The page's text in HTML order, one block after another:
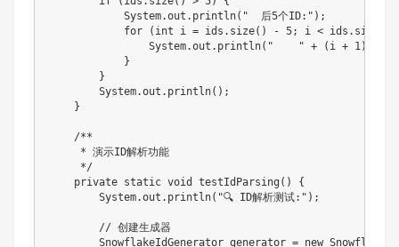
            System.out.println("  后5个ID:");
for (int i = ids.size() - 5; i <
System.out.println("    " + (i + 1) +
            }
        }
        System.out.println();
    }
    /**
     * 演示ID解析功能
     */
    private static void testIdParsing() {
        System.out.println("🔍 ID解析测试:");
        // 创建生成器
SnowflakeIdGenerator generator = new